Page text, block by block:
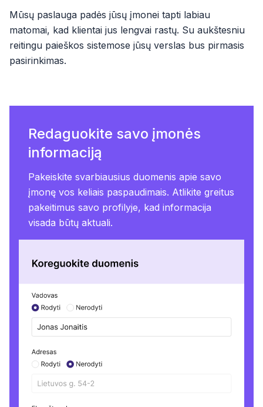
Mūsų paslauga padės jūsų įmonei tapti labiau
matomai, kad klientai jus lengvai rastų. Su aukštesniu
reitingu paieškos sistemose jūsų verslas bus pirmasis
pasirinkimas.
Redaguokite savo įmonės
informaciją
Pakeiskite svarbiausius duomenis apie savo
įmonę vos keliais paspaudimais. Atlikite greitus
pakeitimus savo profilyje, kad informacija
visada būtų aktuali.